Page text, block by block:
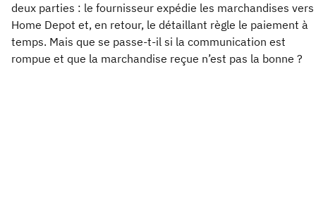
deux parties : le fournisseur expédie les marchandises vers
Home Depot et, en retour, le détaillant règle le paiement à
temps. Mais que se passe-t-il si la communication est
rompue et que la marchandise reçue n’est pas la bonne ?